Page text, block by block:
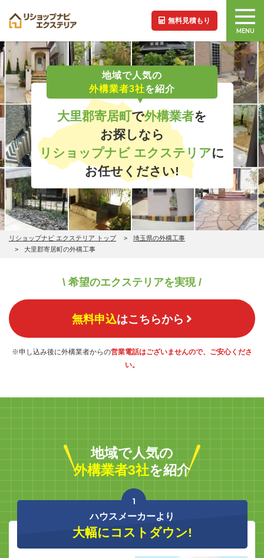
無料見積もり
MENU
地域で人気の
外構業者3社を紹介
大里郡寄居町で外構業者を
お探しなら
リショップナビ エクステリアに
お任せください!
リショップナビ エクステリア トップ
埼玉県の外構工事
大里郡寄居町の外構工事
\ 希望のエクステリアを実現 /
無料申込はこちらから
※申し込み後に外構業者からの営業電話はございませんので、ご安心くださ
い。
地域で人気の
外構業者3社を紹介
1
ハウスメーカーより
大幅にコストダウン!